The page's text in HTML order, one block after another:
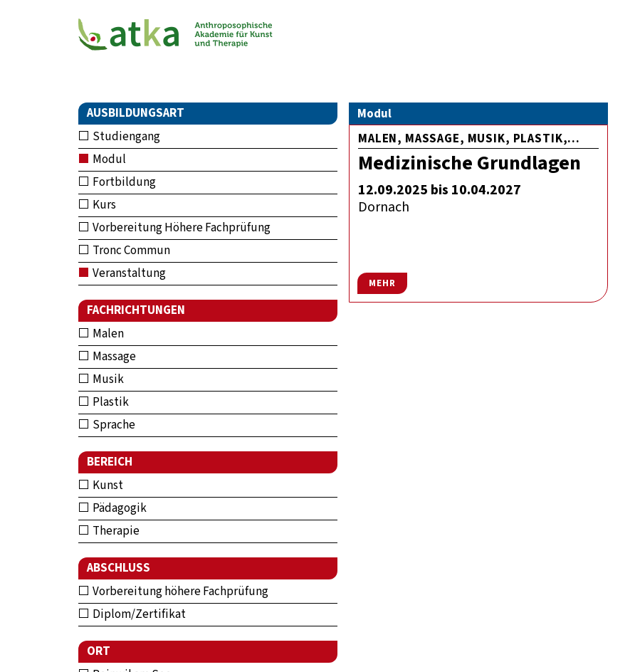
AUSBILDUNGSART
Studiengang
Modul
Fortbildung
Kurs
Vorbereitung Höhere Fachprüfung
Tronc Commun
Veranstaltung
FACHRICHTUNGEN
Malen
Massage
Musik
Plastik
Sprache
BEREICH
Kunst
Pädagogik
Therapie
ABSCHLUSS
Vorbereitung höhere Fachprüfung
Diplom/Zertifikat
ORT
Modul
MALEN, MASSAGE, MUSIK, PLASTIK,...
Medizinische Grundlagen
12.09.2025 bis 10.04.2027
Dornach
MEHR